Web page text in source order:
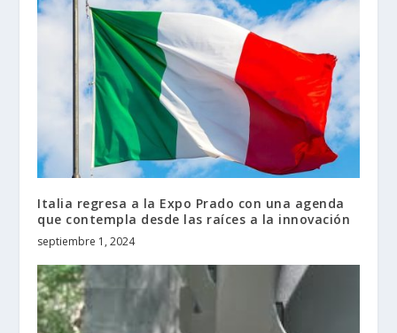
Italia regresa a la Expo Prado con una agenda
que contempla desde las raíces a la innovación
septiembre 1, 2024